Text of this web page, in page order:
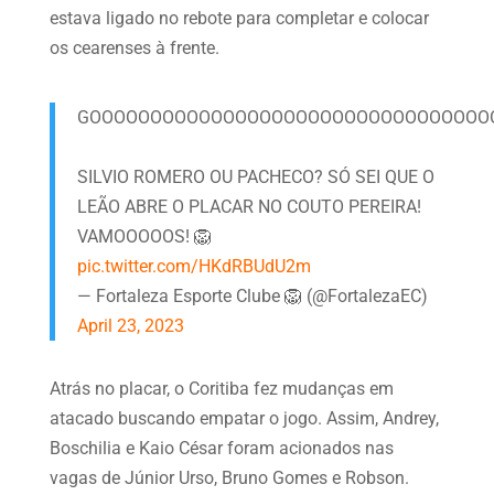
estava ligado no rebote para completar e colocar
os cearenses à frente.
SILVIO ROMERO OU PACHECO? SÓ SEI QUE O
LEÃO ABRE O PLACAR NO COUTO PEREIRA!
VAMOOOOOS! 🦁
pic.twitter.com/HKdRBUdU2m
— Fortaleza Esporte Clube 🦁 (@FortalezaEC)
April 23, 2023
Atrás no placar, o Coritiba fez mudanças em
atacado buscando empatar o jogo. Assim, Andrey,
Boschilia e Kaio César foram acionados nas
vagas de Júnior Urso, Bruno Gomes e Robson.